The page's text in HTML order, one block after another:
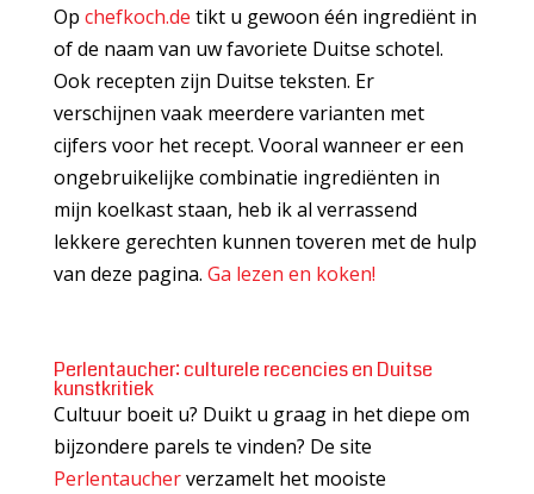
Op chefkoch.de tikt u gewoon één ingrediënt in
of de naam van uw favoriete Duitse schotel.
Ook recepten zijn Duitse teksten. Er
verschijnen vaak meerdere varianten met
cijfers voor het recept. Vooral wanneer er een
ongebruikelijke combinatie ingrediënten in
mijn koelkast staan, heb ik al verrassend
lekkere gerechten kunnen toveren met de hulp
van deze pagina. Ga lezen en koken!
Perlentaucher: culturele recencies en Duitse
kunstkritiek
Cultuur boeit u? Duikt u graag in het diepe om
bijzondere parels te vinden? De site
Perlentaucherverzamelt het mooiste